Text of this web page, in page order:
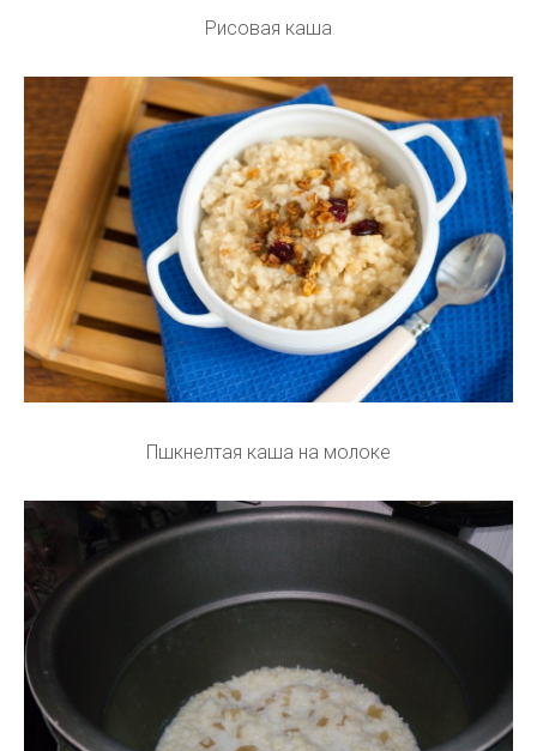
Рисовая каша
Пшкнелтая каша на молоке